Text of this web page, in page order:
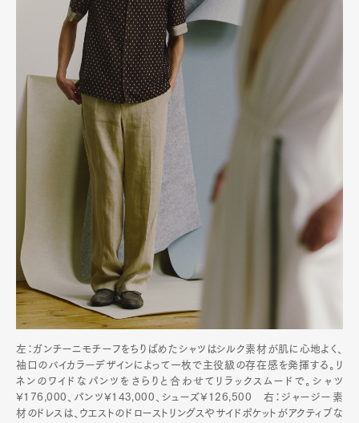
左：ガンチーニモチーフをちりばめたシャツはシルク素材が肌に心地よく、
袖口のバイカラーデザインによって一枚で主役級の存在感を発揮する。リ
ネンのワイドなパンツをさらりと合わせてリラックスムードで。シャツ
¥176,000、パンツ¥143,000、シューズ¥126,500 右：ジャージー素
材のドレスは、ウエストのドローストリングスやサイドポケットがアクティブな